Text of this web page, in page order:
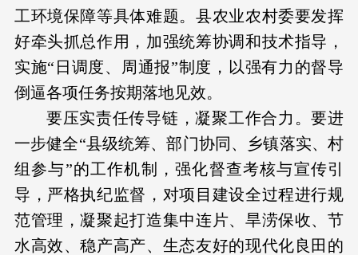
工环境保障等具体难题。县农业农村委要发挥
好牵头抓总作用，加强统筹协调和技术指导，
实施“日调度、周通报”制度，以强有力的督导
倒逼各项任务按期落地见效。
要压实责任传导链，凝聚工作合力。要进
一步健全“县级统筹、部门协同、乡镇落实、村
组参与”的工作机制，强化督查考核与宣传引
导，严格执纪监督，对项目建设全过程进行规
范管理，凝聚起打造集中连片、旱涝保收、节
水高效、稳产高产、生态友好的现代化良田的